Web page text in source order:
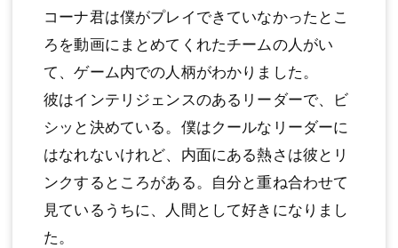
コーナ君は僕がプレイできていなかったとこ
ろを動画にまとめてくれたチームの人がい
て、ゲーム内での人柄がわかりました。
彼はインテリジェンスのあるリーダーで、ビ
シッと決めている。僕はクールなリーダーに
はなれないけれど、内面にある熱さは彼とリ
ンクするところがある。自分と重ね合わせて
見ているうちに、人間として好きになりまし
た。